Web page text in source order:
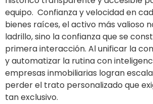
equipo. Confianza y velocidad en
bienes raíces, el activo más valioso
ladrillo, sino la confianza que se
primera interacción. Al unificar la
y automatizar la rutina con
empresas inmobiliarias logran
perder el trato personalizado que
tan exclusivo.